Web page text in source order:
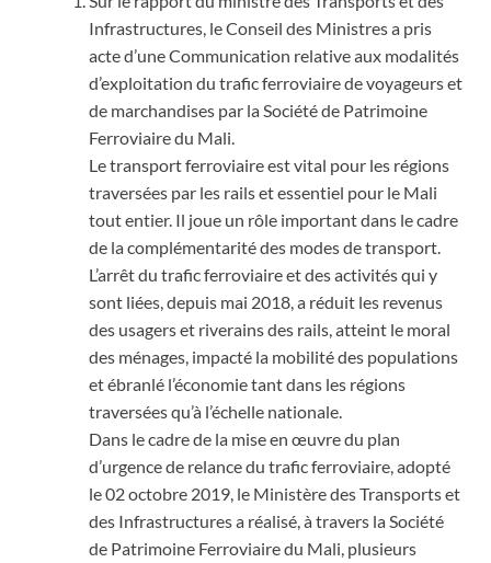
Infrastructures, le Conseil des Ministres a pris
acte d’une Communication relative aux modalités
d’exploitation du trafic ferroviaire de voyageurs et
de marchandises par la Société de Patrimoine
Ferroviaire du Mali.
Le transport ferroviaire est vital pour les régions
traversées par les rails et essentiel pour le Mali
tout entier. Il joue un rôle important dans le cadre
de la complémentarité des modes de transport.
L’arrêt du trafic ferroviaire et des activités qui y
sont liées, depuis mai 2018, a réduit les revenus
des usagers et riverains des rails, atteint le moral
des ménages, impacté la mobilité des populations
et ébranlé l’économie tant dans les régions
traversées qu’à l’échelle nationale.
Dans le cadre de la mise en œuvre du plan
d’urgence de relance du trafic ferroviaire, adopté
le 02 octobre 2019, le Ministère des Transports et
des Infrastructures a réalisé, à travers la Société
de Patrimoine Ferroviaire du Mali, plusieurs